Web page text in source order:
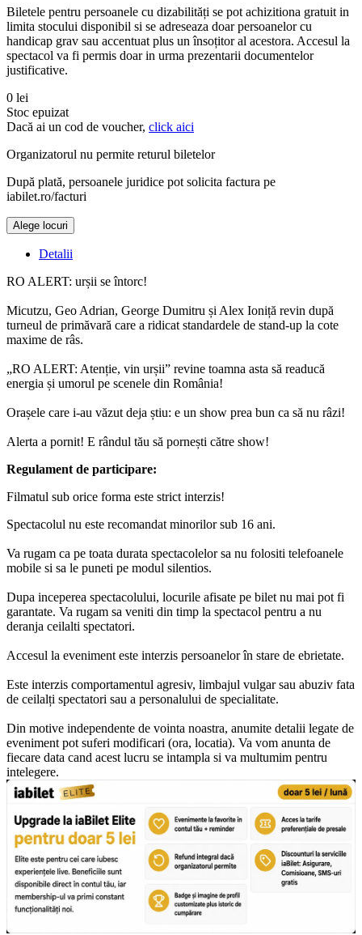
Biletele pentru persoanele cu dizabilități se pot achizitiona gratuit in
limita stocului disponibil si se adreseaza doar persoanelor cu
handicap grav sau accentuat plus un însoțitor al acestora. Accesul la
spectacol va fi permis doar in urma prezentarii documentelor
justificative.
0 lei
Stoc epuizat
Dacă ai un cod de voucher, click aici
Organizatorul nu permite returul biletelor
După plată, persoanele juridice pot solicita factura pe
iabilet.ro/facturi
Alege locuri
Detalii
RO ALERT: urșii se întorc!
Micutzu, Geo Adrian, George Dumitru și Alex Ioniță revin după
turneul de primăvară care a ridicat standardele de stand-up la cote
maxime de râs.
„RO ALERT: Atenție, vin urșii” revine toamna asta să readucă
energia și umorul pe scenele din România!
Orașele care i-au văzut deja știu: e un show prea bun ca să nu râzi!
Alerta a pornit! E rândul tău să pornești către show!
Regulament de participare:
Filmatul sub orice forma este strict interzis!
Spectacolul nu este recomandat minorilor sub 16 ani.
Va rugam ca pe toata durata spectacolelor sa nu folositi telefoanele
mobile si sa le puneti pe modul silentios.
Dupa inceperea spectacolului, locurile afisate pe bilet nu mai pot fi
garantate. Va rugam sa veniti din timp la spectacol pentru a nu
deranja ceilalti spectatori.
Accesul la eveniment este interzis persoanelor în stare de ebrietate.
Este interzis comportamentul agresiv, limbajul vulgar sau abuziv fata
de ceilalți spectatori sau a personalului de specialitate.
Din motive independente de vointa noastra, anumite detalii legate de
eveniment pot suferi modificari (ora, locatia). Va vom anunta de
fiecare data cand acest lucru se intampla si va multumim pentru
intelegere.